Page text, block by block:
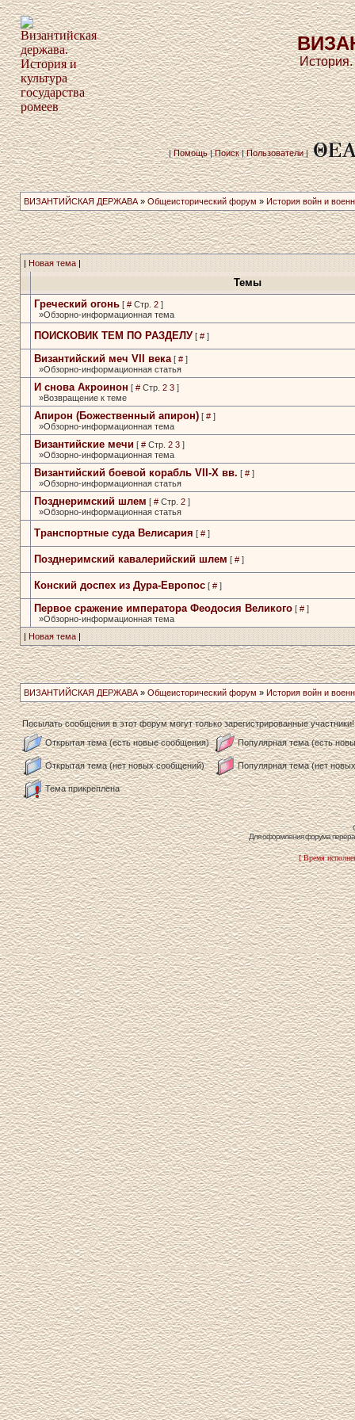
|Помощь|Поиск|Пользователи|
ВИЗАНТИЙСКАЯ ДЕРЖАВА» Общеисторический форум » История войн и
| Новая тема|
Темы
Греческий огонь[ #Стр. 2]
»Обзорно-информационная тема
ПОИСКОВИК ТЕМ ПО РАЗДЕЛУ[ #]
Византийский меч VII века[ #]
»Обзорно-информационная статья
И снова Акроинон [ #Стр. 2 3]
»Возвращение к теме
Апирон (Божественный апирон)[ #]
»Обзорно-информационная тема
Византийские мечи[ #Стр. 2 3]
»Обзорно-информационная тема
Византийский боевой корабль­ VII-X вв. [ #]
»Обзорно-информационная статья
Позднеримский шлем [ #Стр. 2]
»Обзорно-информационная статья
Транспортные суда Велисария [ #]
Позднеримский кавалерийский шлем [ #]
Конский доспех из Дура-Европос[ #]
Первое сражение императора­ Феодосия Великого[ #]
»Обзорно-информационная тема
| Новая тема|
ВИЗАНТИЙСКАЯ ДЕРЖАВА» Общеисторический форум » История войн и
Посылать сообщения в этот форум могут только зарегистрированные участники!
Открытая тема (есть новые сообщения)
Популярная тема (есть
Открытая тема (нет новых сообщений) Популярная тема (нет
Тема прикреплена
Для оформления форума
[ Время